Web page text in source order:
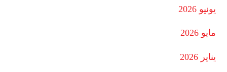
يونيو 2026
مايو 2026
يناير 2026